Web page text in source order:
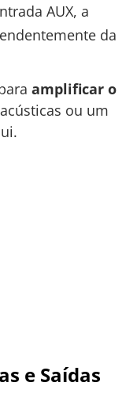
AUX, a
da
amplificar o
ou um
e Saídas